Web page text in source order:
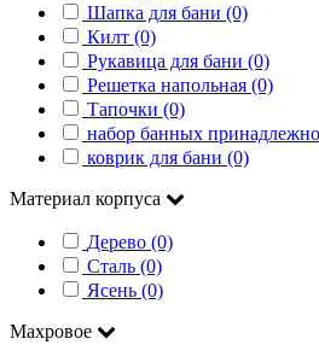
Шапка для бани (0)
Килт (0)
Рукавица для бани (0)
Решетка напольная (0)
Тапочки (0)
набор банных
коврик для бани (0)
Материал корпуса
Дерево (0)
Сталь (0)
Ясень (0)
Махровое